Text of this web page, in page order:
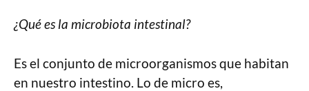
¿Qué es la microbiota intestinal?
Es el conjunto de microorganismos que habitan
en nuestro intestino. Lo de micro es,